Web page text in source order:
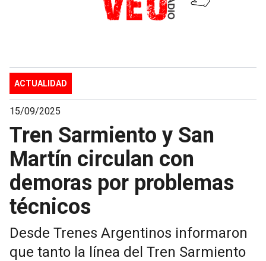
ACTUALIDAD
15/09/2025
Tren Sarmiento y San
Martín circulan con
demoras por problemas
técnicos
Desde Trenes Argentinos informaron
que tanto la línea del Tren Sarmiento